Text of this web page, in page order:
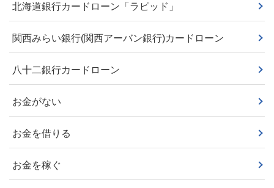
北海道銀行カードローン「ラピッド」
関西みらい銀行(関西アーバン銀行)カードローン
八十二銀行カードローン
お金がない
お金を借りる
お金を稼ぐ